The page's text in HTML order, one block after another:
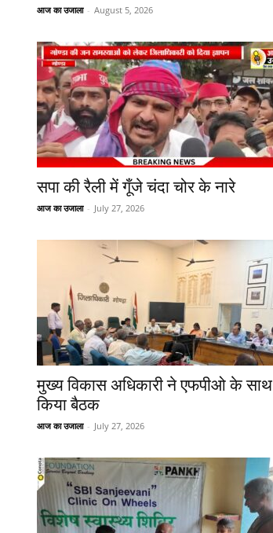
आज का उजाला - August 5, 2026
सपा की रैली में गूँजे चंदा चोर के नारे
आज का उजाला - July 27, 2026
मुख्य विकास अधिकारी ने एफपीओ के साथ
किया बैठक
आज का उजाला - July 27, 2026